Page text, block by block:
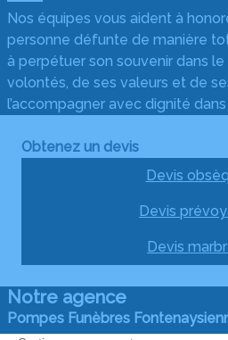
Nos équipes vous aident à
personne défunte de manière
à perpétuer son souvenir dans
volontés, de ses valeurs et de
l’accompagner avec dignité
Obtenez un devis
Devis
Devis
Devis
Notre agence
Pompes Funèbres